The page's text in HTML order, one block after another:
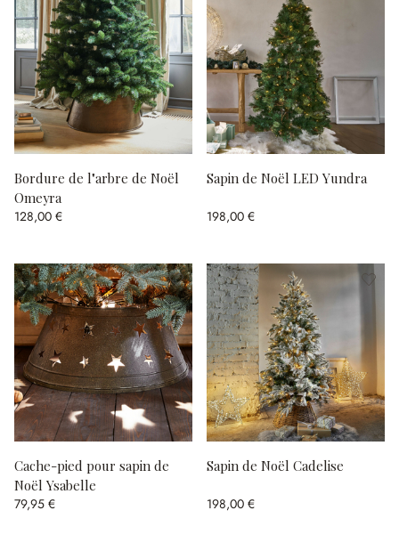
Bordure de l"arbre de Noël
Omeyra
128,00 €
Sapin de Noël LED Yundra
198,00 €
Cache-pied pour sapin de
Noël Ysabelle
79,95 €
Sapin de Noël Cadelise
198,00 €